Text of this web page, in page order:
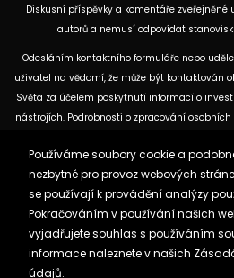
Diskusní příspěvky a komentáře
autorů a nemusí odpovídat
Odesláním kontaktního formuláře nebo
uživatel na vědomí, že může být kontaktován
Světa za účelem poskytnutí informací o
nástrojích. Podrobnosti o zpracování
dostupných na těchto internetových
být uvedeny informace o použitých zdrojích,
ke kterému se vztahují
Zásady ochrany osobních údajů a
Reklama
Používáme soubory cookie a
nezbytné pro provoz webových
se používají k provádění analýzy
Pokračováním v používání našich
vyjadřujete souhlas s používáním
informace naleznete v našich
údajů.